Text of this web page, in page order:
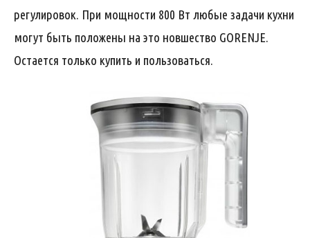
регулировок. При мощности 800 Вт любые задачи кухни
могут быть положены на это новшество GORENJE.
Остается только купить и пользоваться.